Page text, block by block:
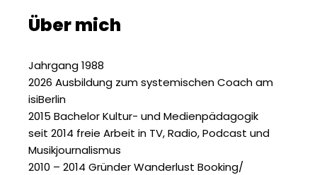
Über mich
Jahrgang 1988
2026 Ausbildung zum systemischen Coach am
isiBerlin
2015 Bachelor Kultur- und Medienpädagogik
seit 2014 freie Arbeit in TV, Radio, Podcast und
Musikjournalismus
2010 – 2014 Gründer Wanderlust Booking/